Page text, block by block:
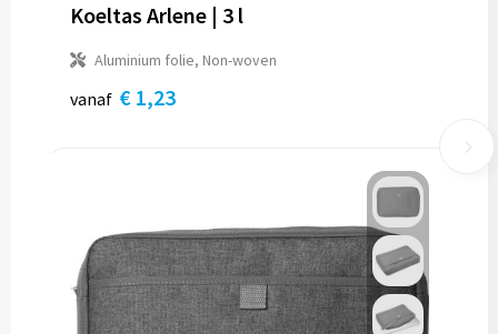
Koeltas Arlene | 3 l
Aluminium folie, Non-woven
vanaf € 1,23